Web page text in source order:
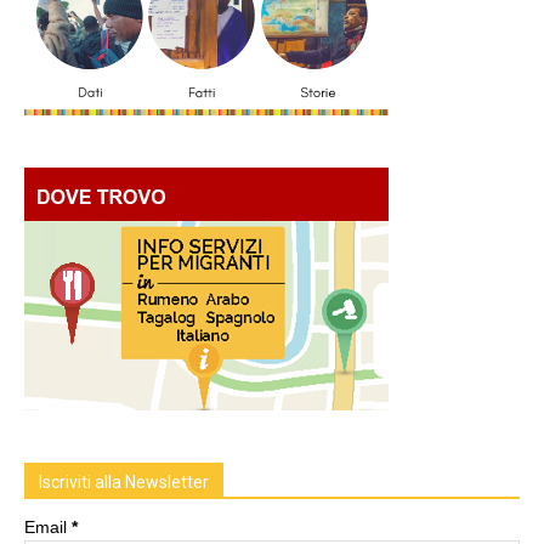
Iscriviti alla Newsletter
Email *